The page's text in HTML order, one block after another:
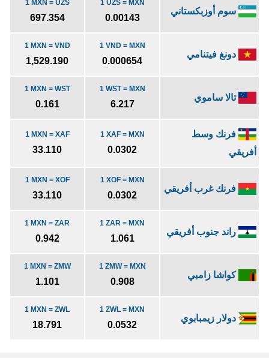
سوم أوزبكستاني
1 UZS = MXN
0.00143
1 MXN = UZS
697.354
دونغ فيتنامي
1 VND = MXN
0.000654
1 MXN = VND
1,529.190
تالا ساموي
1 WST = MXN
6.217
1 MXN = WST
0.161
فرنك وسط
أفريقي
1 XAF = MXN
0.0302
1 MXN = XAF
33.110
فرنك غرب أفريقي
1 XOF = MXN
0.0302
1 MXN = XOF
33.110
راند جنوب أفريقي
1 ZAR = MXN
1.061
1 MXN = ZAR
0.942
كواشا زامبي
1 ZMW = MXN
0.908
1 MXN = ZMW
1.101
دولار زيمبابوي
1 ZWL = MXN
0.0532
1 MXN = ZWL
18.791